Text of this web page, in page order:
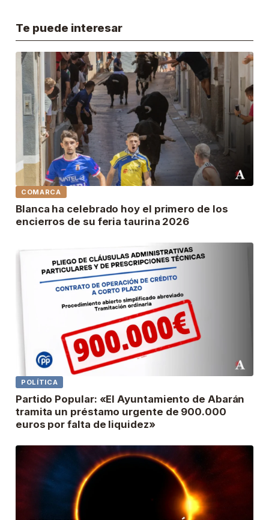
Te puede interesar
COMARCA
Blanca ha celebrado hoy el primero de los
encierros de su feria taurina 2026
POLÍTICA
Partido Popular: «El Ayuntamiento de Abarán
tramita un préstamo urgente de 900.000
euros por falta de liquidez»